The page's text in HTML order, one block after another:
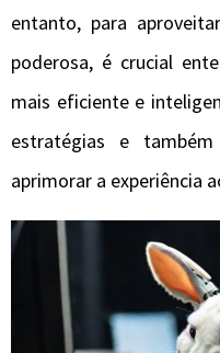
entanto, para
poderosa, é crucial
mais eficiente e
estratégias e também
aprimorar a experiência